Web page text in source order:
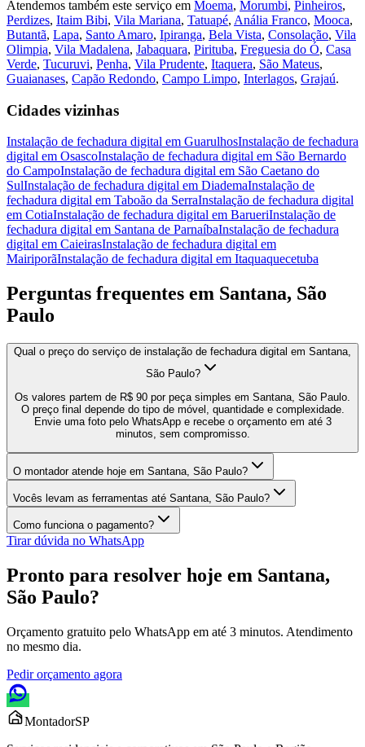
Atendemos também este serviço em Moema, Morumbi, Pinheiros,
Perdizes, Itaim Bibi, Vila Mariana, Tatuapé, Anália Franco, Mooca,
Butantã, Lapa, Santo Amaro, Ipiranga, Bela Vista, Consolação, Vila
Olimpia, Vila Madalena, Jabaquara, Pirituba, Freguesia do Ó, Casa
Verde, Tucuruvi, Penha, Vila Prudente, Itaquera, São Mateus,
Guaianases, Capão Redondo, Campo Limpo, Interlagos, Grajaú.
Cidades vizinhas
Instalação de fechadura digital em GuarulhosInstalação de fechadura
digital em OsascoInstalação de fechadura digital em São Bernardo
do CampoInstalação de fechadura digital em São Caetano do
SulInstalação de fechadura digital em DiademaInstalação de
fechadura digital em Taboão da SerraInstalação de fechadura digital
em CotiaInstalação de fechadura digital em BarueriInstalação de
fechadura digital em Santana de ParnaíbaInstalação de fechadura
digital em CaieirasInstalação de fechadura digital em
MairiporãInstalação de fechadura digital em Itaquaquecetuba
Perguntas frequentes em Santana, São
Paulo
Qual o preço do serviço de instalação de fechadura digital em Santana,
São Paulo?
Os valores partem de R$ 90 por peça simples em Santana, São Paulo.
O preço final depende do tipo de móvel, quantidade e complexidade.
Envie uma foto pelo WhatsApp e recebe o orçamento em até 3
minutos, sem compromisso.
O montador atende hoje em Santana, São Paulo?
Vocês levam as ferramentas até Santana, São Paulo?
Como funciona o pagamento?
Tirar dúvida no WhatsApp
Pronto para resolver hoje em Santana,
São Paulo?
Orçamento gratuito pelo WhatsApp em até 3 minutos. Atendimento
no mesmo dia.
Pedir orçamento agora
MontadorSP